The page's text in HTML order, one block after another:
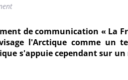
de communication « La
l'Arctique comme un
s'appuie cependant sur un